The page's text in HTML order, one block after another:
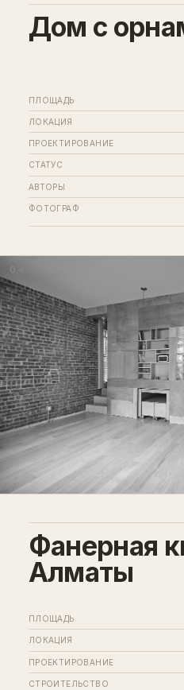
Дом с
ПЛОЩАДЬ
ЛОКАЦИЯ
ПРОЕКТИРОВАНИЕ
СТАТУС
АВТОРЫ
ФОТОГРАФ
04
Фанерная
Алматы
ПЛОЩАДЬ
ЛОКАЦИЯ
ПРОЕКТИРОВАНИЕ
СТРОИТЕЛЬСТВО